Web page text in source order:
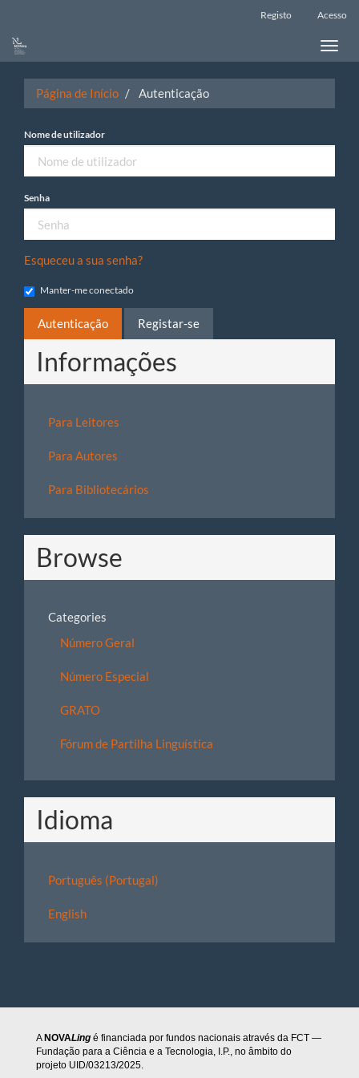
Registo Acesso
Toggle
Página de Início Autenticação
Nome de utilizador
Senha
Esqueceu a sua senha?
Manter-me conectado
Autenticação Registar-se
Informações
Para Leitores
Para Autores
Para Bibliotecários
Browse
Categories
Número Geral
Número Especial
GRATO
Fórum de Partilha Linguística
Idioma
Português (Portugal)
English
ANOVALing é financiada por fundos nacionais através da FCT —
Fundação para a Ciência e a Tecnologia, I.P., no âmbito do
projeto UID/03213/2025.